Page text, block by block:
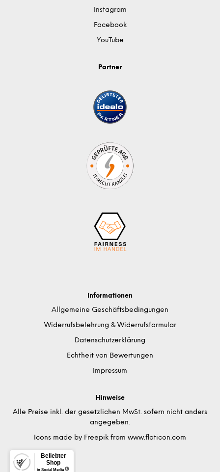
Instagram
Facebook
YouTube
Partner
Informationen
Allgemeine Geschäftsbedingungen
Widerrufsbelehrung & Widerrufsformular
Datenschutzerklärung
Echtheit von Bewertungen
Impressum
Hinweise
Alle Preise inkl. der gesetzlichen MwSt. sofern nicht anders
angegeben.
Icons made by Freepik from www.flaticon.com